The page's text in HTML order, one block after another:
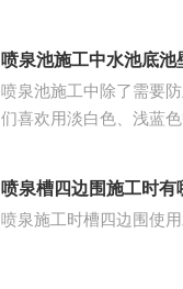
喷泉池施工中水池底池
喷泉池施工中除了需要
们喜欢用淡白色、浅蓝
喷泉槽四边围施工时有
喷泉施工时槽四边围使